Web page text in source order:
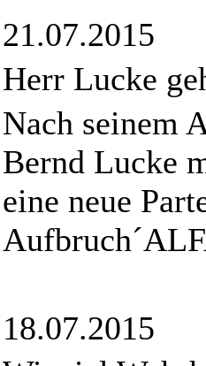
21.07.2015
Herr Lucke
Nach seinem
Bernd Lucke
eine neue
18.07.2015